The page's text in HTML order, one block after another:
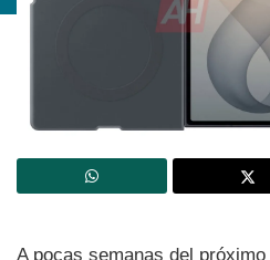
A pocas semanas del próximo